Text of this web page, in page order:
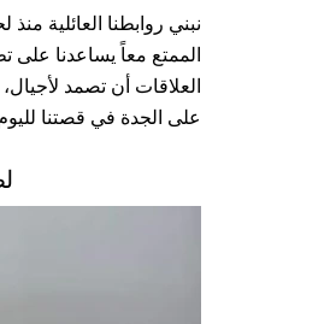
نبني روابطنا العائلية
الممتع معاً يساعدنا على
العلاقات أن تصمد
على الجدة في قصتنا